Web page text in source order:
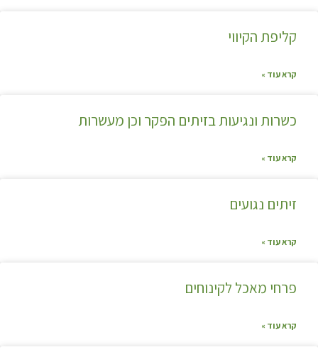
קליפת הקיווי
קרא עוד »
כשרות ונגיעות בזיתים הפקר וכן מעשרות
קרא עוד »
זיתים נגועים
קרא עוד »
פרחי מאכל לקינוחים
קרא עוד »